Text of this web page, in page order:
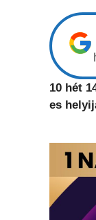
10 hét
es